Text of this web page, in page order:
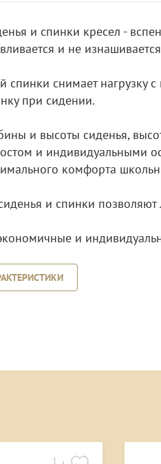
и спинки кресел -
и не
спинки снимает нагрузку
при сидении.
и высоты сиденья,
и индивидуальными
комфорта
и спинки позволяют
и